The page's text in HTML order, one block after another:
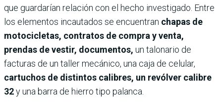
que guardarían relación con el hecho investigado. Entre
los elementos incautados se encuentran chapas de
motocicletas, contratos de compra y venta,
prendas de vestir, documentos, un talonario de
facturas de un taller mecánico, una caja de celular,
cartuchos de distintos calibres, un revólver calibre
32y una barra de hierro tipo palanca.